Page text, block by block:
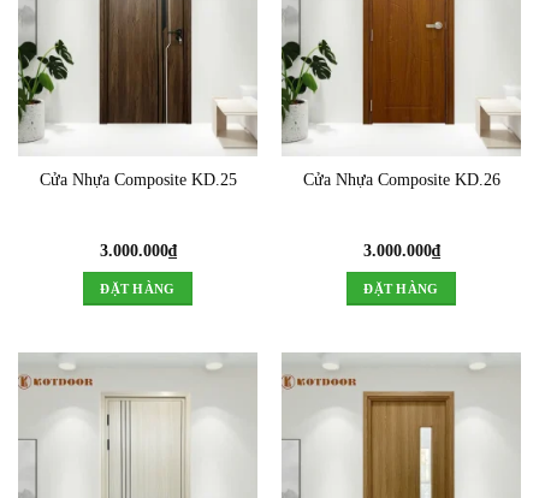
Cửa Nhựa Composite KD.25
3.000.000₫
ĐẶT HÀNG
Cửa Nhựa Composite KD.26
3.000.000₫
ĐẶT HÀNG